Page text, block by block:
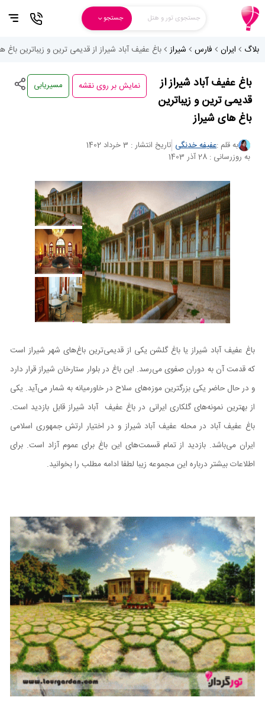
جستجوی تور و هتل جستجو
بلاگ ایران فارس شیراز باغ عفیف آباد شیراز از قدیمی ترین و زیباترین باغ
باغ عفیف آباد شیراز از
قدیمی ترین و زیباترین
باغ های شیراز
نمایش بر روی نقشه
مسیریابی
به قلم :عفیفه خدنگی تاریخ انتشار : 3 خرداد 1402
به روزرسانی : 28 آذر 1403
باغ عفیف آباد شیراز یا باغ گلشن یکی از قدیمی‌ترین باغ‌های شهر شیراز است
که قدمت آن به دوران صفوی می‌رسد. این باغ در بلوار ستارخان شیراز قرار دارد
و در حال حاضر یکی بزرگترین موزه‌های سلاح در خاورمیانه به شمار می‌آید. یکی
از بهترین‌ نمونه‌های گلکاری ایرانی در باغ عفیف آباد شیراز قابل بازدید است.
باغ عفیف آباد در محله عفیف آباد شیراز و در اختیار ارتش جمهوری اسلامی
ایران می‌باشد. بازدید از تمام قسمت‌های این باغ برای عموم آزاد است. برای
اطلاعات بیشتر درباره این مجموعه زیبا لطفا ادامه مطلب را بخوانید.